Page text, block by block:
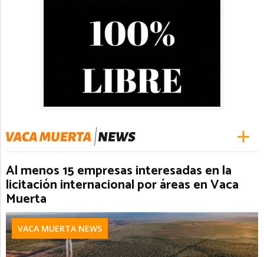
Al menos 15 empresas interesadas en la
licitación internacional por áreas en Vaca
Muerta
VACA MUERTA NEWS